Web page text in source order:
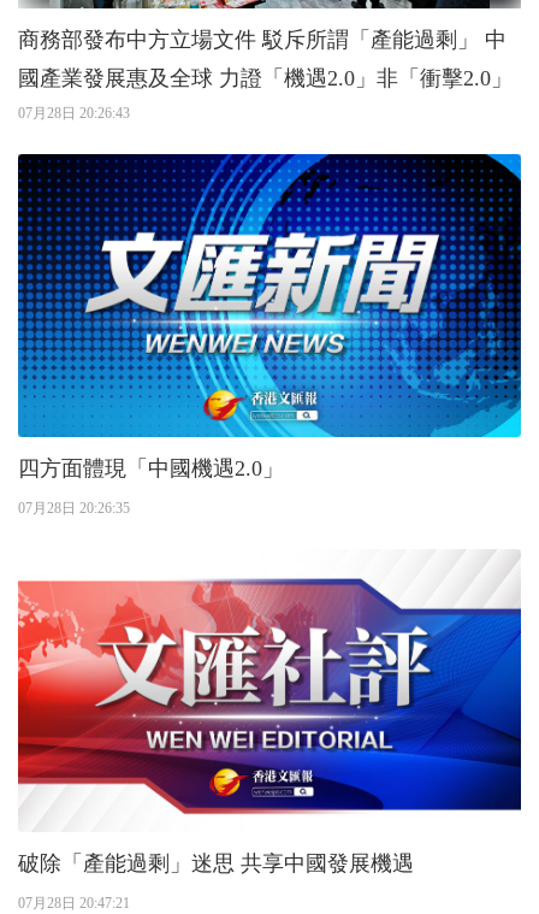
商務部發布中方立場文件 駁斥所謂「產能過剩」 中
國產業發展惠及全球 力證「機遇2.0」非「衝擊2.0」
07月28日 20:26:43
四方面體現「中國機遇2.0」
07月28日 20:26:35
破除「產能過剩」迷思 共享中國發展機遇
07月28日 20:47:21